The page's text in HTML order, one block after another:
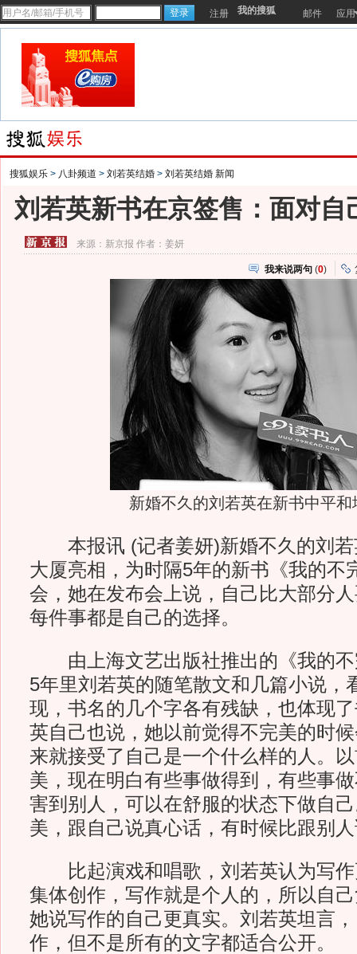
注册 我的搜狐 邮件 应用
搜狐娱乐 > 八卦频道 > 刘若英结婚 > 刘若英结婚 新闻
刘若英新书在京签售：面对自
来源： 新京报 作者：姜妍
我来说两句 (0)
新婚不久的刘若英在新书中平
本报讯 (记者姜妍)新婚不久的刘若
大厦亮相，为时隔5年的新书《我的不
会，她在发布会上说，自己比大部分
每件事都是自己的选择。
由上海文艺出版社推出的《我的不
5年里刘若英的随笔散文和几篇小说，
现，书名的几个字各有残缺，也体现
英自己也说，她以前觉得不完美的时
来就接受了自己是一个什么样的人。
美，现在明白有些事做得到，有些事
害到别人，可以在舒服的状态下做自
美，跟自己说真心话，有时候比跟别
比起演戏和唱歌，刘若英认为写作
集体创作，写作就是个人的，所以自
她说写作的自己更真实。刘若英坦言
作，但不是所有的文字都适合公开。